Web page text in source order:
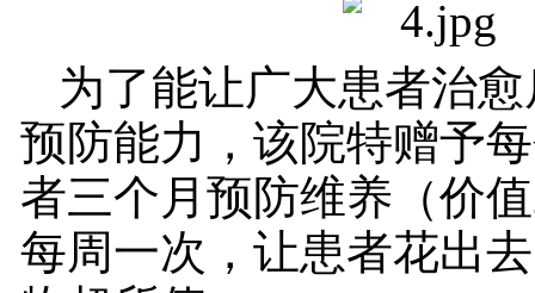
为了能让广大患者治
预防能力，该院特赠予
者三个月预防维养（价
每周一次，让患者花出